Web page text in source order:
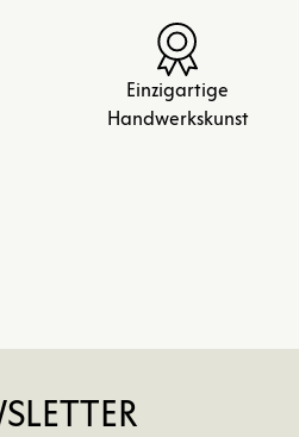
Einzigartige
Handwerkskunst